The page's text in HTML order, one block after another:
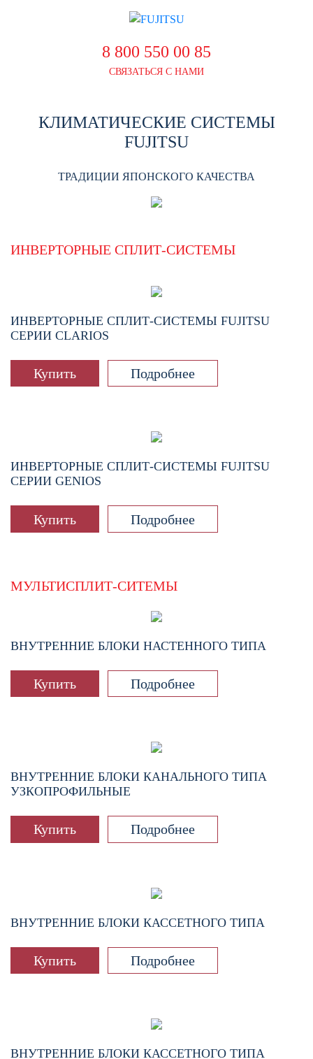
8 800 550 00 85
СВЯЗАТЬСЯ С НАМИ
КЛИМАТИЧЕСКИЕ СИСТЕМЫ
FUJITSU
ТРАДИЦИИ ЯПОНСКОГО КАЧЕСТВА
ИНВЕРТОРНЫЕ СПЛИТ-СИСТЕМЫ
ИНВЕРТОРНЫЕ СПЛИТ-СИСТЕМЫ FUJITSU
СЕРИИ CLARIOS
Купить Подробнее
ИНВЕРТОРНЫЕ СПЛИТ-СИСТЕМЫ FUJITSU
СЕРИИ GENIOS
Купить Подробнее
МУЛЬТИСПЛИТ-СИТЕМЫ
ВНУТРЕННИЕ БЛОКИ НАСТЕННОГО ТИПА
Купить Подробнее
ВНУТРЕННИЕ БЛОКИ КАНАЛЬНОГО ТИПА
УЗКОПРОФИЛЬНЫЕ
Купить Подробнее
ВНУТРЕННИЕ БЛОКИ КАССЕТНОГО ТИПА
Купить Подробнее
ВНУТРЕННИЕ БЛОКИ КАССЕТНОГО ТИПА